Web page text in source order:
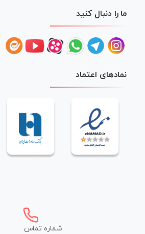
ما را دنبال کنید
نمادهای اعتماد
شماره تماس